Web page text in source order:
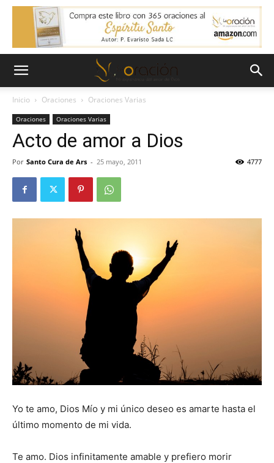
Inicio Oraciones Oraciones Varias
Oraciones Oraciones Varias
Acto de amor a Dios
Por Santo Cura de Ars - 25 mayo, 2011 4777
Yo te amo, Dios Mío y mi único deseo es amarte hasta el
último momento de mi vida.
Te amo. Dios infinitamente amable y prefiero morir